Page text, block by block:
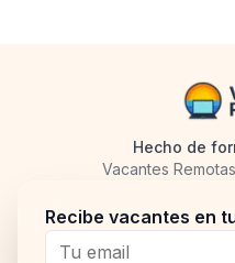
Hecho de
Vacantes
Recibe vacantes en